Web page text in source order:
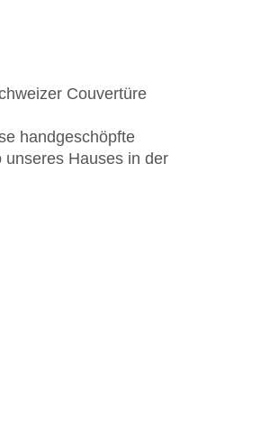
Couvertüre
handgeschöpfte
Hauses in der